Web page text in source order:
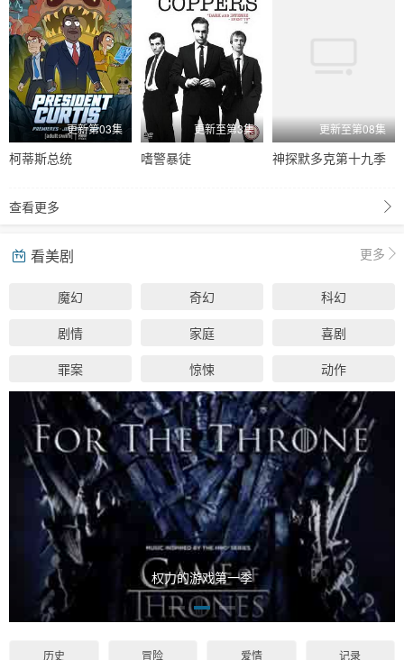
更新第03集
柯蒂斯总统
更新至第3集
嗜警暴徒
更新至第08集
神探默多克第十九季
查看更多
看美剧 更多
魔幻 奇幻
科幻
剧情
家庭
喜剧
罪案
惊悚 动作
权力的游戏第一季
历史 冒险 爱情 记录